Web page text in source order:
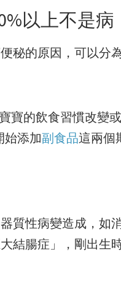
以上不是病
秘的原因，可以分
寶的飲食習慣改變
始添加副食品這兩個
質性病變造成，如
結腸症」，剛出生